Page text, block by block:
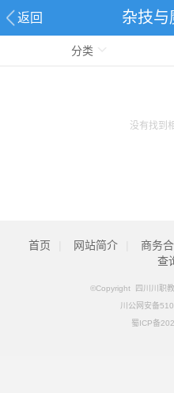
返回 杂技与
分类
没有找到
首页 网站简介 商务
查
©Copyright 四川川职
川公网安备
蜀ICP备